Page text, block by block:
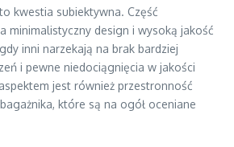
kwestia subiektywna. Część
minimalistyczny design i wysoką jakość
inni narzekają na brak bardziej
i pewne niedociągnięcia w jakości
jest również przestronność
które są na ogół oceniane